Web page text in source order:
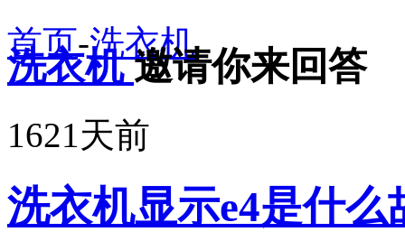
首页-洗衣机
洗衣机邀请你来回答
1621天前
洗衣机显示e4是什么